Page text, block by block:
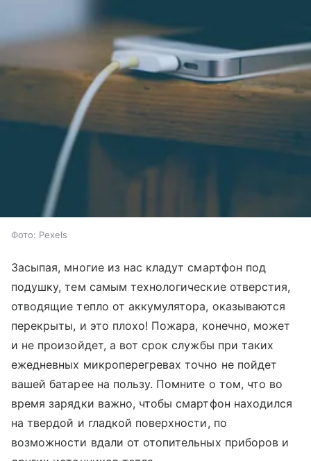
Фото: Pexels
Засыпая, многие из нас кладут смартфон под
подушку, тем самым технологические отверстия,
отводящие тепло от аккумулятора, оказываются
перекрыты, и это плохо! Пожара, конечно, может
и не произойдет, а вот срок службы при таких
ежедневных микроперегревах точно не пойдет
вашей батарее на пользу. Помните о том, что во
время зарядки важно, чтобы смартфон находился
на твердой и гладкой поверхности, по
возможности вдали от отопительных приборов и